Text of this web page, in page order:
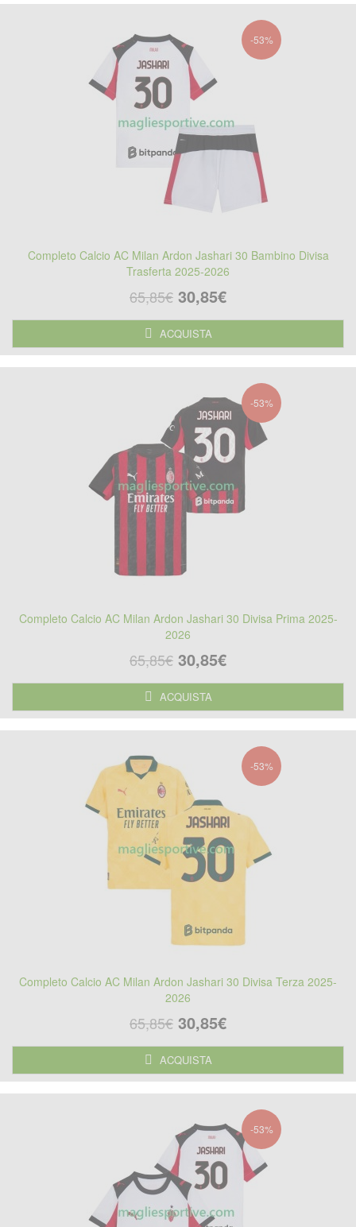
-53%
Completo Calcio AC Milan Ardon Jashari 30 Bambino Divisa
Trasferta 2025-2026
65,85€ 30,85€
ACQUISTA
-53%
Completo Calcio AC Milan Ardon Jashari 30 Divisa Prima 2025-
2026
65,85€ 30,85€
ACQUISTA
-53%
Completo Calcio AC Milan Ardon Jashari 30 Divisa Terza 2025-
2026
65,85€ 30,85€
ACQUISTA
-53%